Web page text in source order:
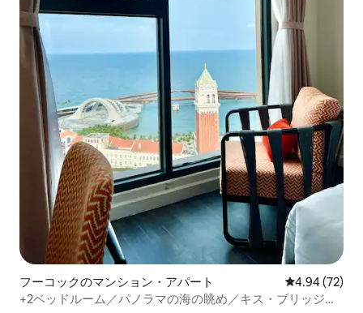
フーコックのマンション・アパート レビュー72
4.94 (72)
+2ベッドルーム／パノラマの海の眺め／キス・ブリッジ／